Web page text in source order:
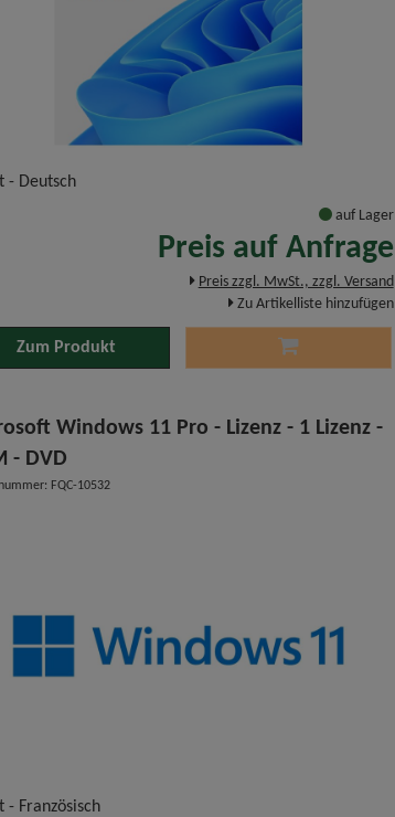
- Deutsch
auf Lager
Preis auf Anfrage
Preis zzgl. MwSt., zzgl. Versand
Zu Artikelliste hinzufügen
Zum Produkt
Windows 11 Pro - Lizenz - 1 Lizenz -
- DVD
FQC-10532
- Französisch